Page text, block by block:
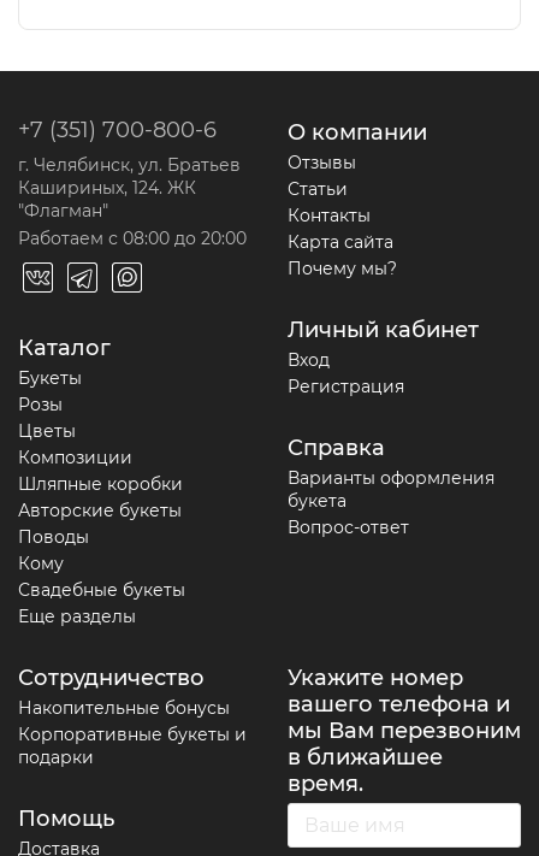
+7 (351) 700-800-6
г. Челябинск, ул. Братьев
Кашириных, 124. ЖК
"Флагман"
Работаем с 08:00 до 20:00
Каталог
Букеты
Розы
Цветы
Композиции
Шляпные коробки
Авторские букеты
Поводы
Кому
Свадебные букеты
Еще разделы
О компании
Отзывы
Статьи
Контакты
Карта сайта
Почему мы?
Личный кабинет
Вход
Регистрация
Справка
Варианты оформления
букета
Вопрос-ответ
Сотрудничество
Накопительные бонусы
Корпоративные букеты и
подарки
Помощь
Доставка
Укажите номер
вашего телефона и
мы Вам перезвоним
в ближайшее
время.